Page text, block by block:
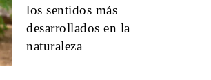
los sentidos más
desarrollados en la
naturaleza